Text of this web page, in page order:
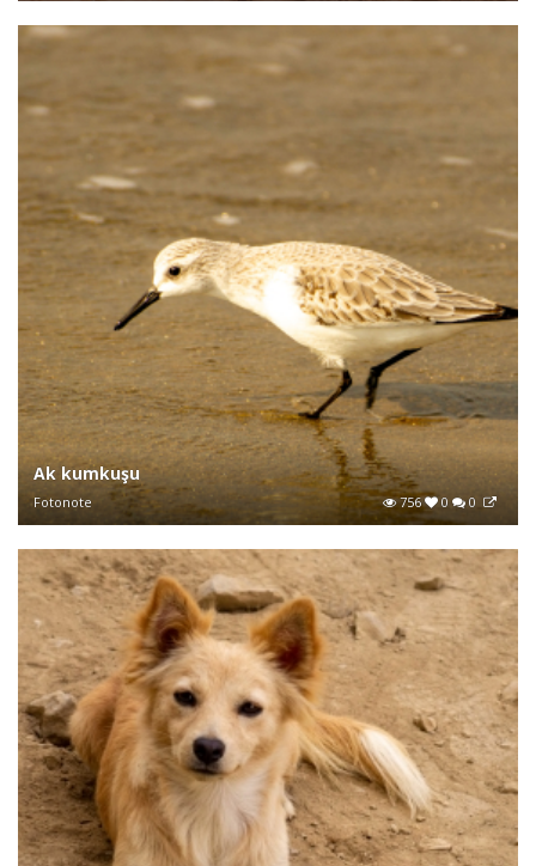
Ak kumkuşu
Fotonote 756 0 0